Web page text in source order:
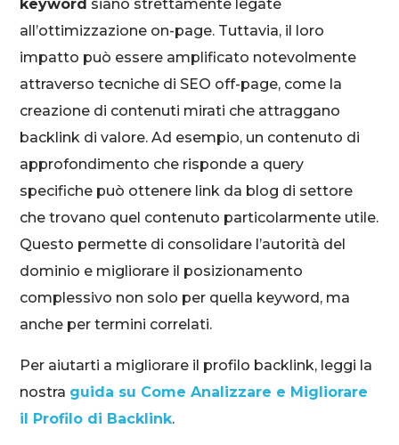
keyword siano strettamente legate
all’ottimizzazione on-page. Tuttavia, il loro
impatto può essere amplificato notevolmente
attraverso tecniche di SEO off-page, come la
creazione di contenuti mirati che attraggano
backlink di valore. Ad esempio, un contenuto di
approfondimento che risponde a query
specifiche può ottenere link da blog di settore
che trovano quel contenuto particolarmente utile.
Questo permette di consolidare l’autorità del
dominio e migliorare il posizionamento
complessivo non solo per quella keyword, ma
anche per termini correlati.
Per aiutarti a migliorare il profilo backlink, leggi la
nostra guida su Come Analizzare e Migliorare
il Profilo di Backlink.